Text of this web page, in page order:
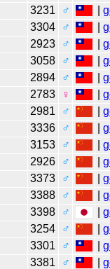
3231 ♂ |
3304 ♂ |
2923 ♂ |
3058 ♂ |
2894 ♂ |
2783 ♀ |
2981 ♂ |
3336 ♂ |
3153 ♂ |
2926 ♂ |
3373 ♂ |
3388 ♂ |
3398 ♂ |
3254 ♂ |
3301 ♂ |
3381 ♂ |